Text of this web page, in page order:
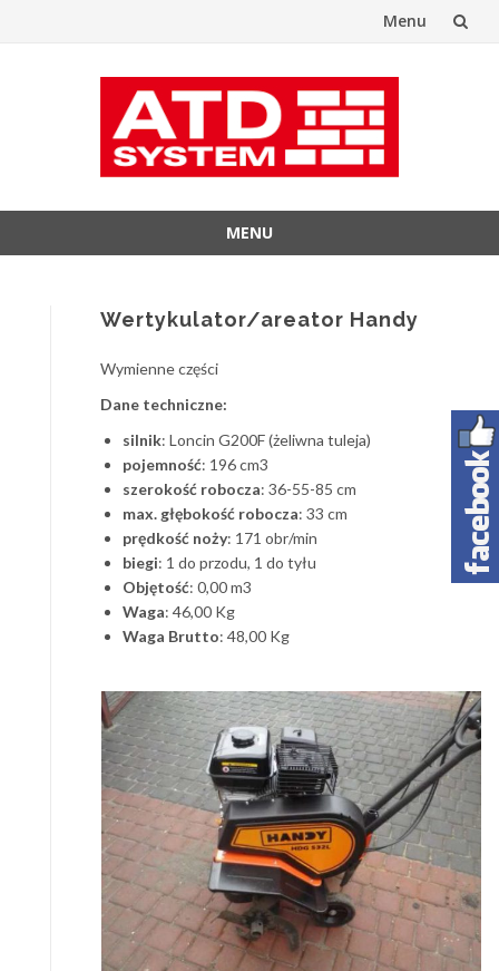
Menu
MENU
Wertykulator/areator Handy
Wymienne części
Dane techniczne:
silnik: Loncin G200F (żeliwna tuleja)
pojemność: 196 cm3
szerokość robocza: 36-55-85 cm
max. głębokość robocza: 33 cm
prędkość noży: 171 obr/min
biegi: 1 do przodu, 1 do tyłu
Objętość: 0,00 m3
Waga: 46,00 Kg
Waga Brutto: 48,00 Kg